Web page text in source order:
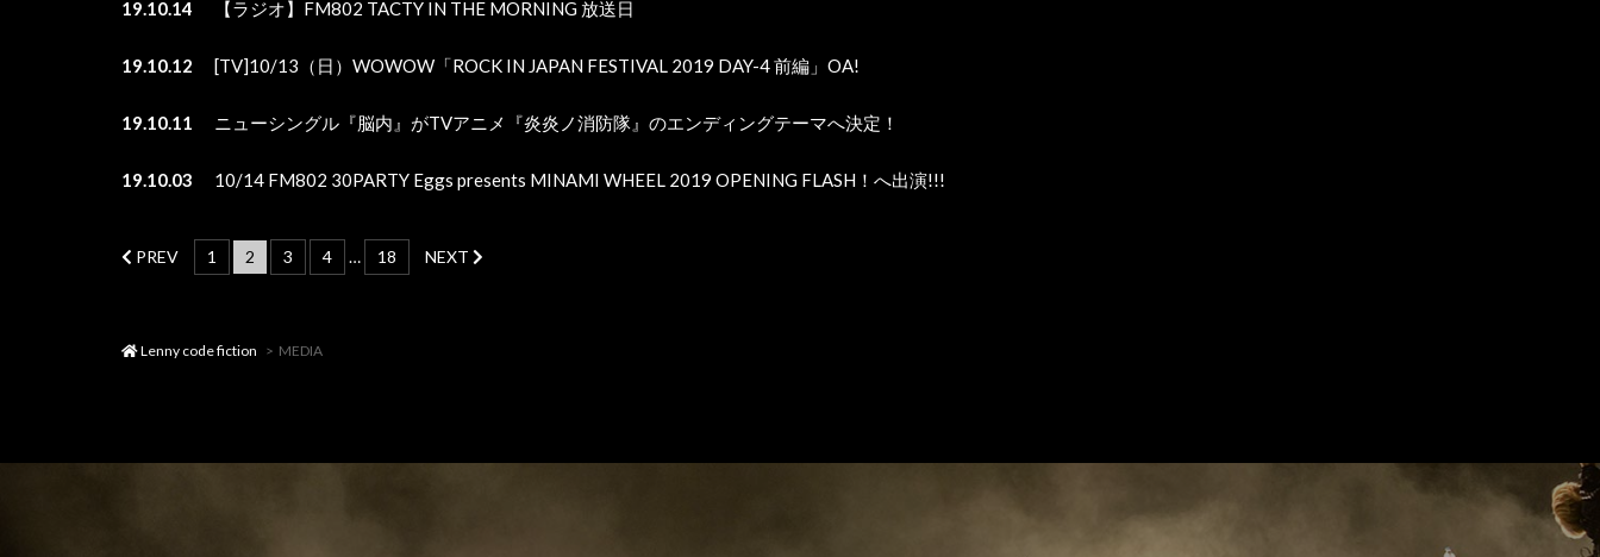
19.10.14 【ラジオ】FM802 TACTY IN THE MORNING 放送日
19.10.12 [TV]10/13（日）WOWOW「ROCK IN JAPAN FESTIVAL 2019 DAY-4 前編」OA!
19.10.11 ニューシングル『脳内』がTVアニメ『炎炎ノ消防隊』のエンディングテーマへ決定！
19.10.03 10/14 FM802 30PARTY Eggs presents MINAMI WHEEL 2019 OPENING FLASH！へ出演!!!
PREV 1 2 3 4 … 18 NEXT
Lenny code fiction MEDIA